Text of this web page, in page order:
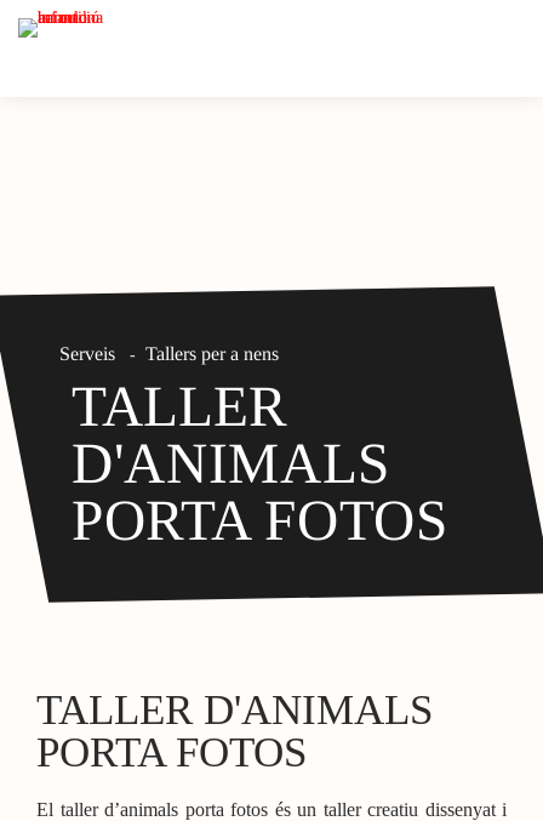
Serveis - Tallers per a nens
TALLER
D'ANIMALS
PORTA FOTOS
TALLER D'ANIMALS
PORTA FOTOS
El taller d’animals porta fotos és un taller creatiu dissenyat i